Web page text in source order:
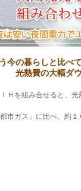
今の暮らしと比べて
ウンが
Ｈを組み合せると、光
市ガス」に比べ、約１